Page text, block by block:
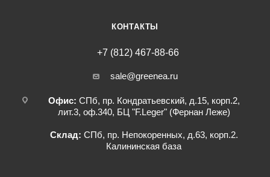
КОНТАКТЫ
+7 (812) 467-88-66
sale@greenea.ru
Офис: СПб, пр. Кондратьевский, д.15, корп.2,
лит.3, оф.340, БЦ "F.Leger" (Фернан Леже)
Склад: СПб, пр. Непокоренных, д.63, корп.2.
Калининская база